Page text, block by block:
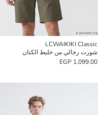
LCWAIKIKI Classic
شورت رجالي من خليط الكتان
1,099.00 EGP